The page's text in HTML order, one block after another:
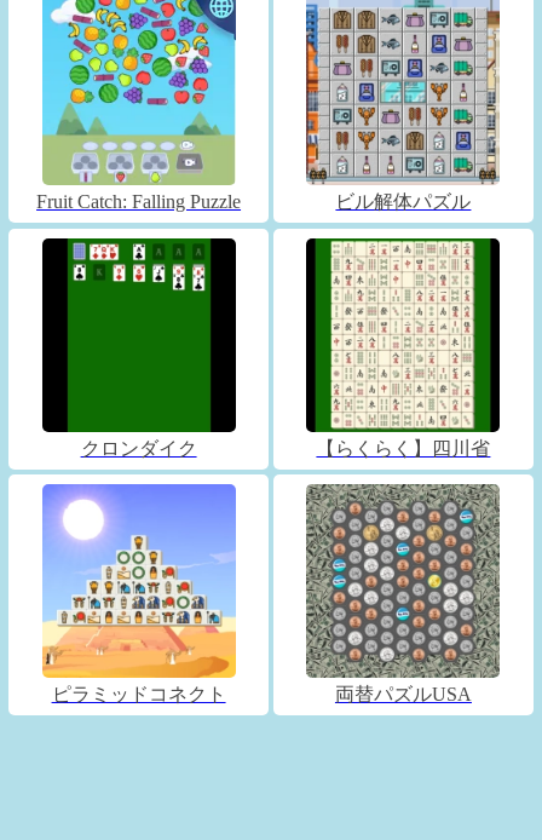
Fruit Catch: Falling Puzzle ビル解体パズル
クロンダイク 【らくらく】四川省
ピラミッドコネクト 両替パズルUSA